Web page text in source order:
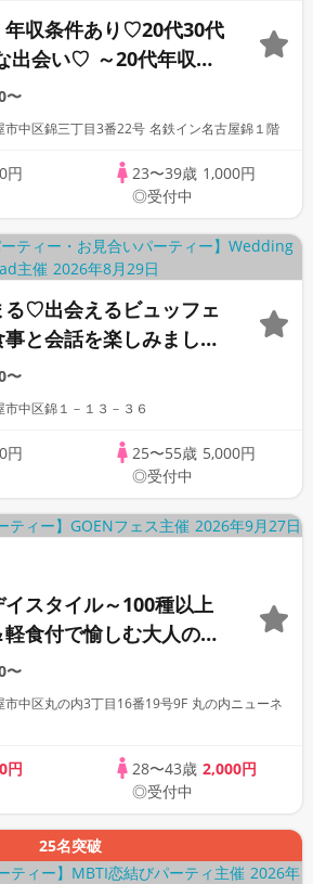
年収条件あり♡20代30代
出会い♡ ～20代年収
年収500万円以上男性
〜
中区錦三丁目3番22号 名鉄イン名古屋錦１階
円
23〜39歳 1,000円
◎受付中
る♡出会えるビュッフェ
と会話を楽しみましょ
〜
中区錦１－１３－３６
円
25〜55歳 5,000円
◎受付中
スタイル～100種以上
食付で愉しむ大人の出
〜
中区丸の内3丁目16番19号9F 丸の内ニューネ
円
28〜43歳 2,000円
◎受付中
25名突破